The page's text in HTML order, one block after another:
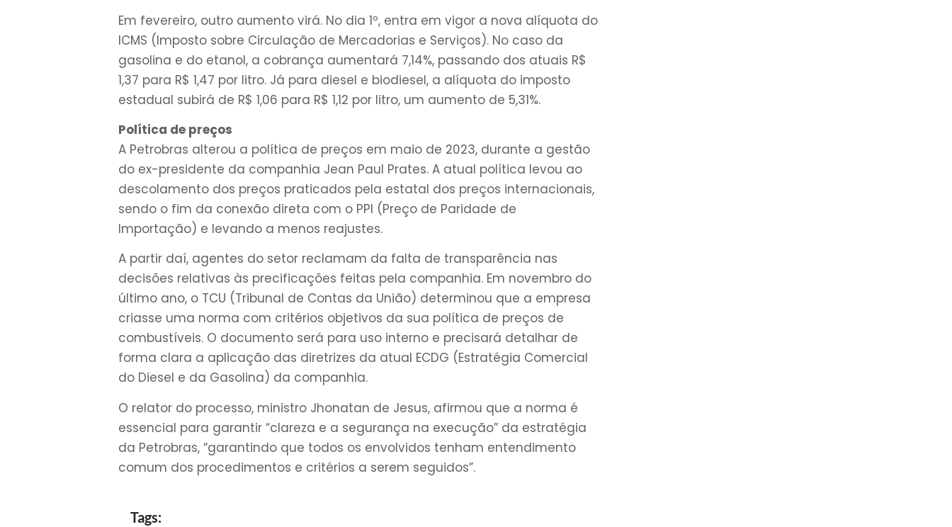
Em fevereiro, outro aumento virá. No dia 1º, entra em vigor a nova alíquota do
ICMS (Imposto sobre Circulação de Mercadorias e Serviços). No caso da
gasolina e do etanol, a cobrança aumentará 7,14%, passando dos atuais R$
1,37 para R$ 1,47 por litro. Já para diesel e biodiesel, a alíquota do imposto
estadual subirá de R$ 1,06 para R$ 1,12 por litro, um aumento de 5,31%.
Política de preços
A Petrobras alterou a política de preços em maio de 2023, durante a gestão
do ex-presidente da companhia Jean Paul Prates. A atual política levou ao
descolamento dos preços praticados pela estatal dos preços internacionais,
sendo o fim da conexão direta com o PPI (Preço de Paridade de
Importação) e levando a menos reajustes.
A partir daí, agentes do setor reclamam da falta de transparência nas
decisões relativas às precificações feitas pela companhia. Em novembro do
último ano, o TCU (Tribunal de Contas da União) determinou que a empresa
criasse uma norma com critérios objetivos da sua política de preços de
combustíveis. O documento será para uso interno e precisará detalhar de
forma clara a aplicação das diretrizes da atual ECDG (Estratégia Comercial
do Diesel e da Gasolina) da companhia.
O relator do processo, ministro Jhonatan de Jesus, afirmou que a norma é
essencial para garantir “clareza e a segurança na execução” da estratégia
da Petrobras, “garantindo que todos os envolvidos tenham entendimento
comum dos procedimentos e critérios a serem seguidos”.
Tags: